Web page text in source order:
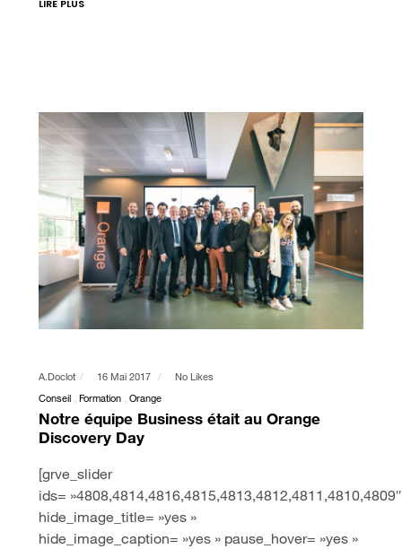
LIRE PLUS
A.doclot 16 Mai 2017 No Likes
Conseil Formation Orange
Notre équipe Business était au Orange
Discovery Day
[grve_slider
ids= »4808,4814,4816,4815,4813,4812,4811,4810,4809″
hide_image_title= »yes »
hide_image_caption= »yes » pause_hover= »yes »